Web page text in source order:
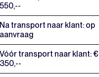
550,--
Na transport naar klant: op
aanvraag
Vóór transport naar klant: €
350,--